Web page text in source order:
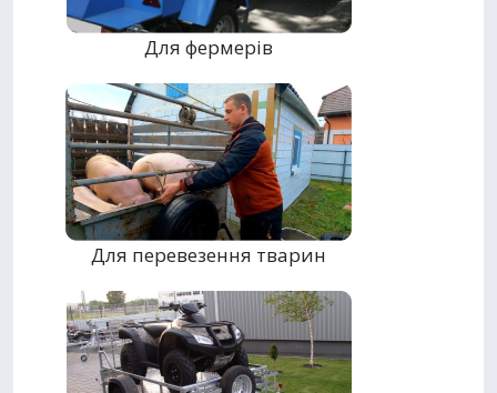
Для фермерів
Для перевезення тварин